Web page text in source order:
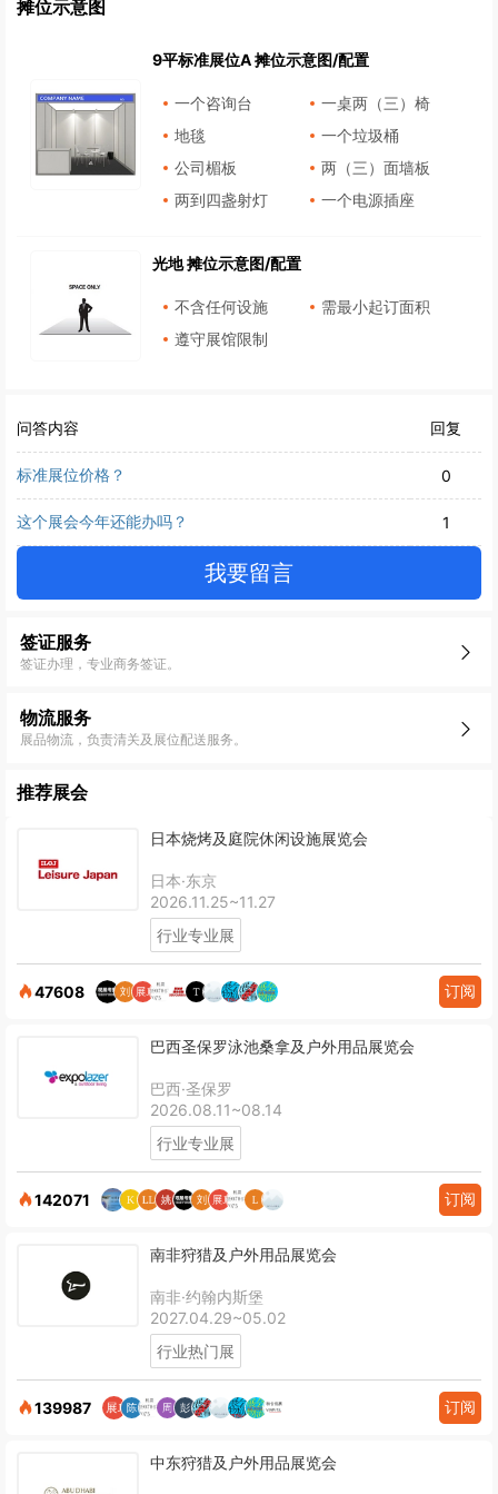
摊位示意图
9平标准展位A 摊位示意图/配置
一个咨询台
一桌两（三）椅
地毯
一个垃圾桶
公司楣板
两（三）面墙板
两到四盏射灯
一个电源插座
光地 摊位示意图/配置
不含任何设施
需最小起订面积
遵守展馆限制
问答内容 回复
标准展位价格？ 0
这个展会今年还能办吗？ 1
我要留言
签证服务
签证办理，专业商务签证。
物流服务
展品物流，负责清关及展位配送服务。
推荐展会
日本烧烤及庭院休闲设施展览会
日本·东京
2026.11.25~11.27
行业专业展
47608 订阅
巴西圣保罗泳池桑拿及户外用品展览会
巴西·圣保罗
2026.08.11~08.14
行业专业展
142071 订阅
南非狩猎及户外用品展览会
南非·约翰内斯堡
2027.04.29~05.02
行业热门展
139987 订阅
中东狩猎及户外用品展览会